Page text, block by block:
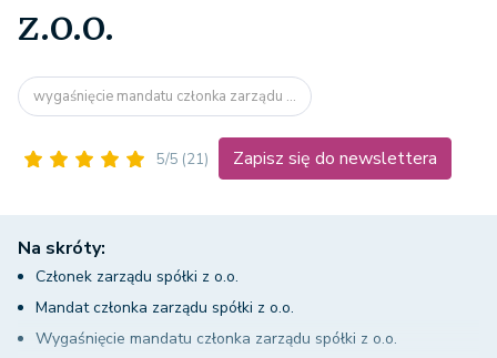
z.o.o.
wygaśnięcie mandatu członka zarządu ...
5/5 (21) Zapisz się do newslettera
Na skróty:
Członek zarządu spółki z o.o.
Mandat członka zarządu spółki z o.o.
Wygaśnięcie mandatu członka zarządu spółki z o.o.